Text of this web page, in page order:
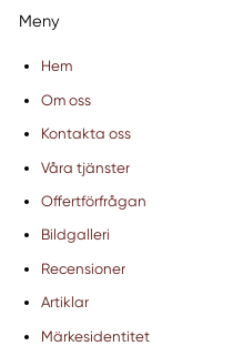
Meny
Hem
Om oss
Kontakta oss
Våra tjänster
Offertförfrågan
Bildgalleri
Recensioner
Artiklar
Märkesidentitet